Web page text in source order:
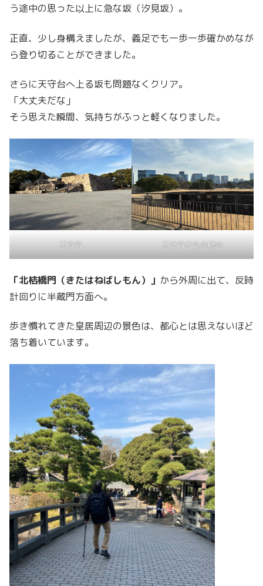
う途中の思った以上に急な坂（汐見坂）。
正直、少し身構えましたが、義足でも一歩一歩確かめなが
ら登り切ることができました。
さらに天守台へ上る坂も問題なくクリア。
「大丈夫だな」
そう思えた瞬間、気持ちがふっと軽くなりました。
天守台 天守台からの眺め
「北桔橋門 （きたはねばしもん） 」 から外周に出て、反時
計回りに半蔵門方面へ。
歩き慣れてきた皇居周辺の景色は、都心とは思えないほど
落ち着いています。